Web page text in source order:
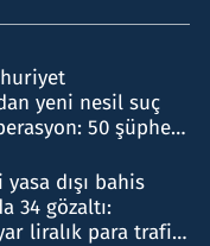
yeni nesil suç
50 şüpheli
dışı bahis
34 gözaltı:
liralık para trafiği